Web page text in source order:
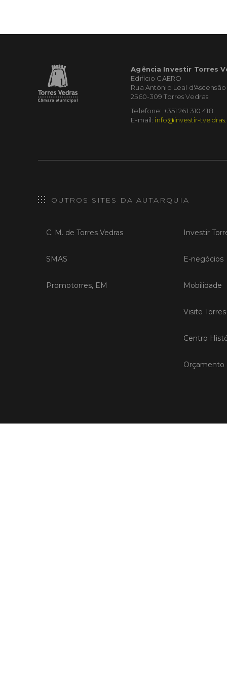
Agência Investir Torres
Edifício CAERO
Rua António Leal d'Ascensão
2560-309 Torres Vedras
Telefone: +351 261 310 418
E-mail: info@investir-
OUTROS SITES DA AUTARQUIA
C. M. de Torres Vedras
SMAS
Promotorres, EM
Investir
E-negócios
Mobilidade
Visite
Centro
Orçamento